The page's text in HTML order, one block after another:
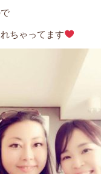
ちゃってます